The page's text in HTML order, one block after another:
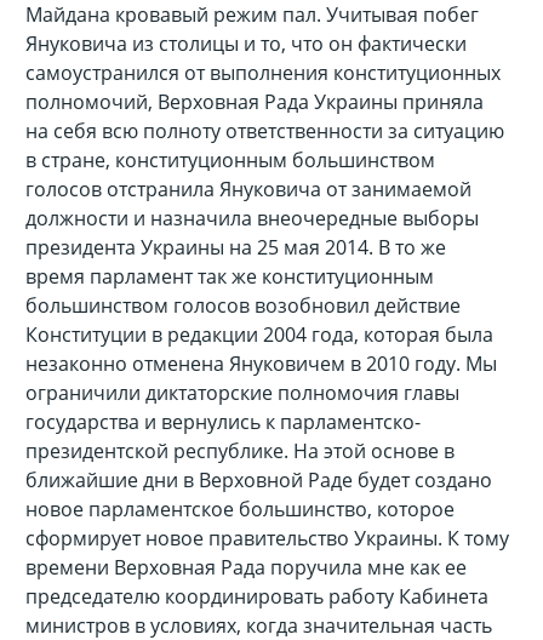
Майдана кровавый режим пал. Учитывая побег
Януковича из столицы и то, что он фактически
самоустранился от выполнения конституционных
полномочий, Верховная Рада Украины приняла
на себя всю полноту ответственности за ситуацию
в стране, конституционным большинством
голосов отстранила Януковича от занимаемой
должности и назначила внеочередные выборы
президента Украины на 25 мая 2014. В то же
время парламент так же конституционным
большинством голосов возобновил действие
Конституции в редакции 2004 года, которая была
незаконно отменена Януковичем в 2010 году. Мы
ограничили диктаторские полномочия главы
государства и вернулись к парламентско-
президентской республике. На этой основе в
ближайшие дни в Верховной Раде будет создано
новое парламентское большинство, которое
сформирует новое правительство Украины. К тому
времени Верховная Рада поручила мне как ее
председателю координировать работу Кабинета
министров в условиях, когда значительная часть